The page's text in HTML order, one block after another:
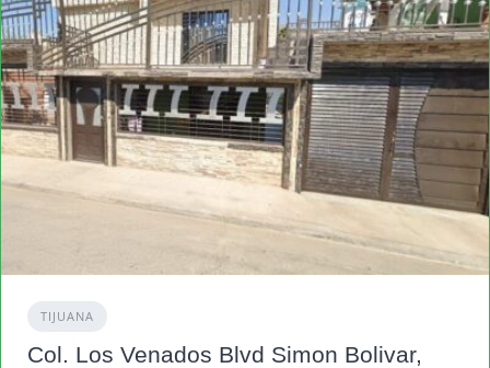
TIJUANA
Col. Los Venados Blvd Simon Bolivar,